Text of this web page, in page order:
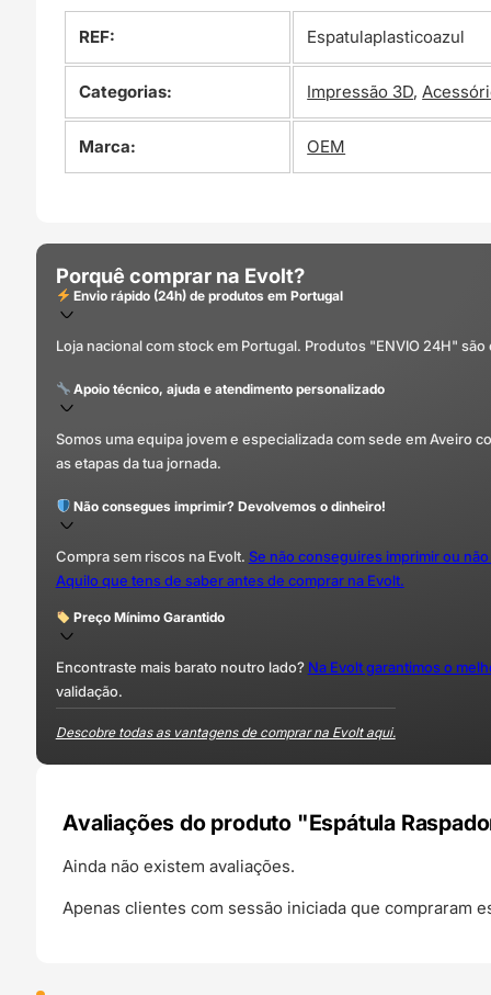
REF: Espatulaplasticoazul
Categorias: Impressão 3D,
Marca: OEM
Porquê comprar na Evolt?
Envio rápido (24h) de produtos em Portugal
Loja nacional com stock em Portugal. Produtos "ENVIO 24H"
Apoio técnico, ajuda e atendimento personalizado
Somos uma equipa jovem e especializada com sede em Aveiro
as etapas da tua jornada.
Não consegues imprimir? Devolvemos o dinheiro!
Compra sem riscos na Evolt. Se não conseguires imprimir ou
Aquilo que tens de saber antes de comprar na Evolt.
Preço Mínimo Garantido
Encontraste mais barato noutro lado? Na Evolt garantimos o
validação.
Descobre todas as vantagens de comprar na Evolt aqui.
Avaliações do produto "Espátula
Ainda não existem avaliações.
Apenas clientes com sessão iniciada que compraram